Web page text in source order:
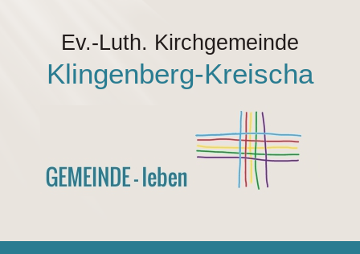
Ev.-Luth. Kirchgemeinde
Klingenberg-Kreischa